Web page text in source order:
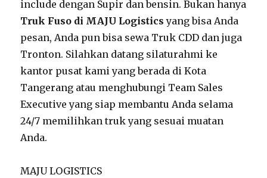
include dengan Supir dan bensin. Bukan hanya
Truk Fuso di MAJU Logisticsyang bisa Anda
pesan, Anda pun bisa sewa Truk CDD dan juga
Tronton. Silahkan datang silaturahmi ke
kantor pusat kami yang berada di Kota
Tangerang atau menghubungi Team Sales
Executive yang siap membantu Anda selama
24/7 memilihkan truk yang sesuai muatan
Anda.
MAJU LOGISTICS